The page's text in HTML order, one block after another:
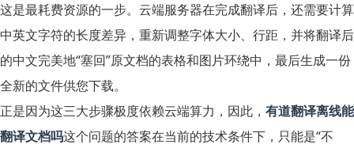
这是最耗费资源的一步。云端服务器在完成翻译后，还需要计算
中英文字符的长度差异，重新调整字体大小、行距，并将翻译后
的中文完美地“塞回”原文档的表格和图片环绕中，最后生成一份
全新的文件供您下载。
正是因为这三大步骤极度依赖云端算力，因此， 有道翻译离线能
翻译文档吗这个问题的答案在当前的技术条件下，只能是“不